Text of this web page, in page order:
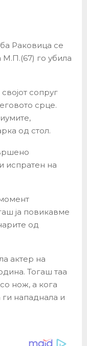
Раковица се
М.П.(67) го убила
сопруг
срце.
од стол.
испратен на
ја повикавме
од
актер на
Тогаш таа
нож, а кога
ги нападнала и